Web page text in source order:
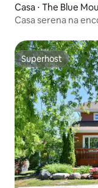
Casa ⋅ The Blue
Casa serena na
Superhost
Superhost